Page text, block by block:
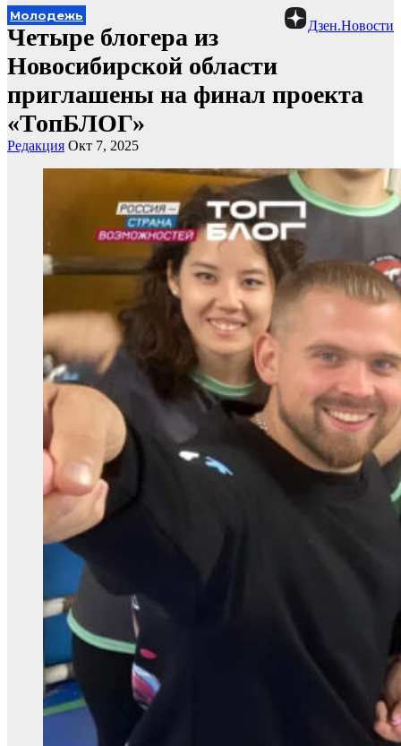
Дзен.Новости
Молодежь
Четыре блогера из
Новосибирской области
приглашены на финал проекта
«ТопБЛОГ»
Редакция Окт 7, 2025